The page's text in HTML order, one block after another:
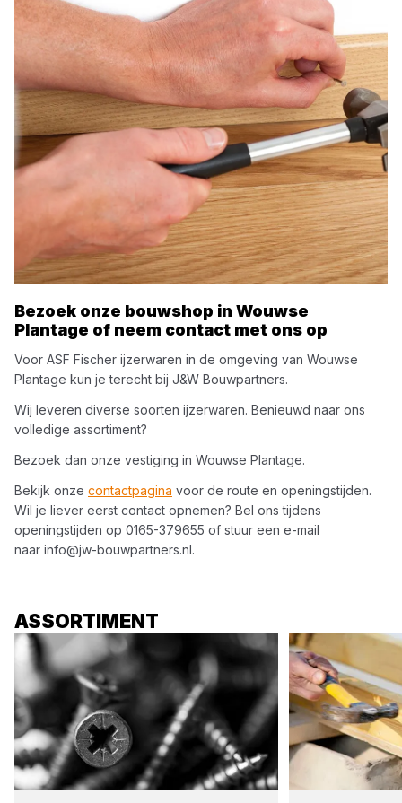
Bezoek onze bouwshop in Wouwse
Plantage of neem contact met ons op
Voor ASF Fischer ijzerwaren in de omgeving van Wouwse
Plantage kun je terecht bij J&W Bouwpartners.
Wij leveren diverse soorten ijzerwaren. Benieuwd naar ons
volledige assortiment?
Bezoek dan onze vestiging in Wouwse Plantage.
Bekijk onze contactpagina voor de route en openingstijden.
Wil je liever eerst contact opnemen? Bel ons tijdens
openingstijden op 0165-379655 of stuur een e-mail
naar info@jw-bouwpartners.nl.
ASSORTIMENT